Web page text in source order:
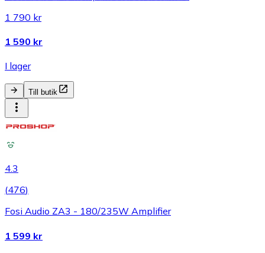
1 790 kr
1 590 kr
I lager
Till butik
4.3
(476)
Fosi Audio ZA3 - 180/235W Amplifier
1 599 kr